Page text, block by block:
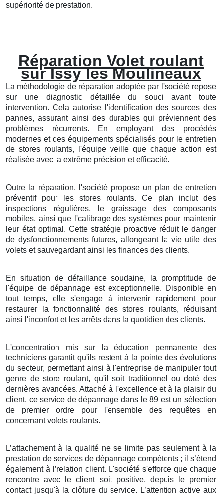
supériorité de prestation.
Réparation Volet roulant
sur Issy les Moulineaux
La méthodologie de réparation adoptée par l'société repose
sur une diagnostic détaillée du souci avant toute
intervention. Cela autorise l'identification des sources des
pannes, assurant ainsi des durables qui préviennent des
problèmes récurrents. En employant des procédés
modernes et des équipements spécialisés pour le entretien
de stores roulants, l'équipe veille que chaque action est
réalisée avec la extrême précision et efficacité.
Outre la réparation, l'société propose un plan de entretien
préventif pour les stores roulants. Ce plan inclut des
inspections régulières, le graissage des composants
mobiles, ainsi que l'calibrage des systèmes pour maintenir
leur état optimal. Cette stratégie proactive réduit le danger
de dysfonctionnements futures, allongeant la vie utile des
volets et sauvegardant ainsi les finances des clients.
En situation de défaillance soudaine, la promptitude de
l'équipe de dépannage est exceptionnelle. Disponible en
tout temps, elle s'engage à intervenir rapidement pour
restaurer la fonctionnalité des stores roulants, réduisant
ainsi l'inconfort et les arrêts dans la quotidien des clients.
L'concentration mis sur la éducation permanente des
techniciens garantit qu'ils restent à la pointe des évolutions
du secteur, permettant ainsi à l'entreprise de manipuler tout
genre de store roulant, qu'il soit traditionnel ou doté des
dernières avancées. Attaché à l'excellence et à la plaisir du
client, ce service de dépannage dans le 89 est un sélection
de premier ordre pour l'ensemble des requêtes en
concernant volets roulants.
L’attachement à la qualité ne se limite pas seulement à la
prestation de services de dépannage compétents ; il s’étend
également à l’relation client. L'société s'efforce que chaque
rencontre avec le client soit positive, depuis le premier
contact jusqu'à la clôture du service. L’attention active aux